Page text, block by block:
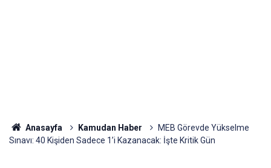
Anasayfa Kamudan Haber
MEB Görevde Yükselme
Sınavı: 40 Kişiden Sadece 1’i Kazanacak: İşte Kritik Gün